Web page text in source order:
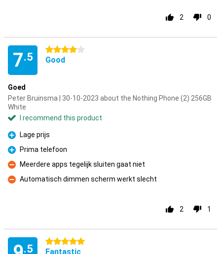
2 0
7.5
4 stars
Good
Goed
Peter Bruinsma | 30-10-2023 about the Nothing Phone (2) 256GB
White
I recommend this product
Pro
Lage prijs
Pro
Prima telefoon
Con
Meerdere apps tegelijk sluiten gaat niet
Con
Automatisch dimmen scherm werkt slecht
2 1
.5
5 stars
Fantastic